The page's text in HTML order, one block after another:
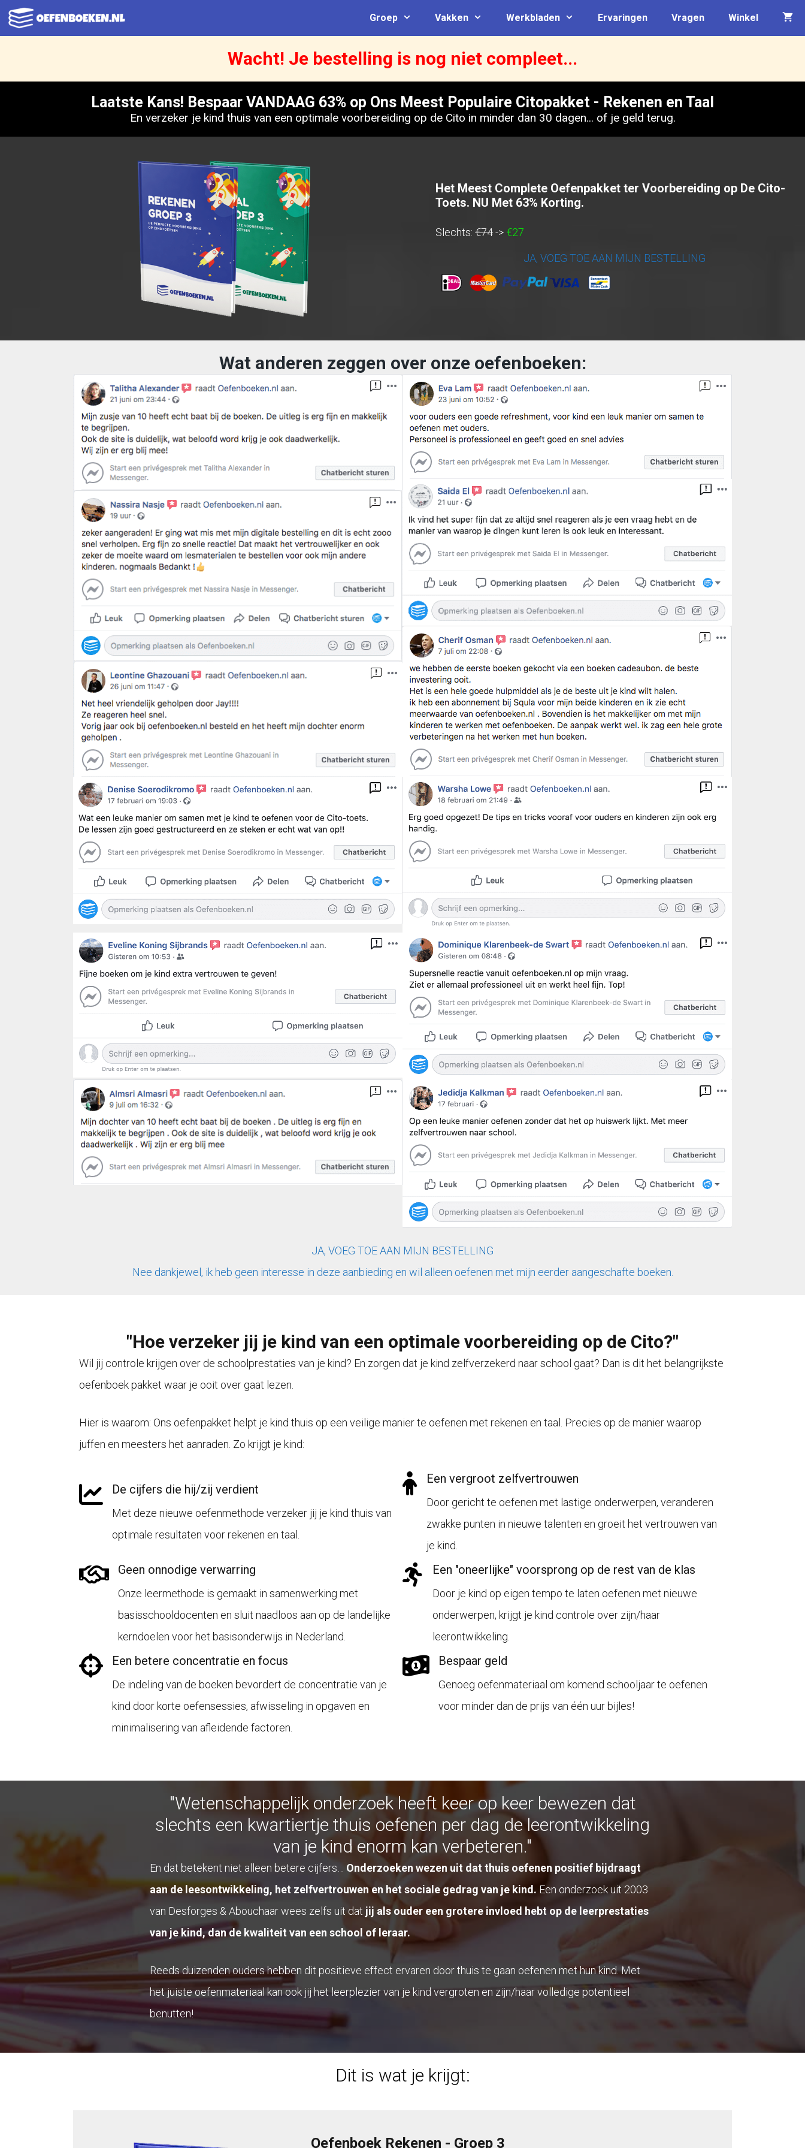
Ga
naar
Groep Vakken Werkbladen Ervaringen Vragen Winkel
Wacht! Je bestelling is nog niet compleet...
Laatste Kans! Bespaar VANDAAG 63% op Ons Meest Populaire Citopakket - Rekenen en Taal
En verzeker je kind thuis van een optimale voorbereiding op de Cito in minder dan 30 dagen... of je geld terug.
Het Meest Complete Oefenpakket ter Voorbereiding op De Cito-
Toets. NU Met 63% Korting.
Slechts:€74-> €27
JA, VOEG TOE AAN MIJN BESTELLING
Wat anderen zeggen over onze oefenboeken:
JA, VOEG TOE AAN MIJN BESTELLING
Nee dankjewel, ik heb geen interesse in deze aanbieding en wil alleen oefenen met mijn eerder aangeschafte boeken.
"Hoe verzeker jij je kind van een optimale voorbereiding op de Cito?"
Wil jij controle krijgen over de schoolprestaties van je kind? En zorgen dat je kind zelfverzekerd naar school gaat? Dan is dit het belangrijkste
oefenboek pakket waar je ooit over gaat lezen.
Hier is waarom: Ons oefenpakket helpt je kind thuis op een veilige manier te oefenen met rekenen en taal. Precies op de manier waarop
juffen en meesters het aanraden. Zo krijgt je kind:
De cijfers die hij/zij verdient
Met deze nieuwe oefenmethode verzeker jij je kind thuis van
optimale resultaten voor rekenen en taal.
Een vergroot zelfvertrouwen
Door gericht te oefenen met lastige onderwerpen, veranderen
zwakke punten in nieuwe talenten en groeit het vertrouwen van
je kind.
Geen onnodige verwarring
Onze leermethode is gemaakt in samenwerking met
basisschooldocenten en sluit naadloos aan op de landelijke
kerndoelen voor het basisonderwijs in Nederland.
Een "oneerlijke" voorsprong op de rest van de klas
Door je kind op eigen tempo te laten oefenen met nieuwe
onderwerpen, krijgt je kind controle over zijn/haar
leerontwikkeling.
Een betere concentratie en focus
De indeling van de boeken bevordert de concentratie van je
kind door korte oefensessies, afwisseling in opgaven en
minimalisering van afleidende factoren.
Bespaar geld
Genoeg oefenmateriaal om komend schooljaar te oefenen
voor minder dan de prijs van één uur bijles!
"Wetenschappelijk onderzoek heeft keer op keer bewezen dat
slechts een kwartiertje thuis oefenen per dag de leerontwikkeling
van je kind enorm kan verbeteren."
En dat betekent niet alleen betere cijfers… Onderzoeken wezen uit dat thuis oefenen positief bijdraagt
aan de leesontwikkeling, het zelfvertrouwen en het sociale gedrag van je kind. Een onderzoek uit 2003
van Desforges & Abouchaar wees zelfs uit dat jij als ouder een grotere invloed hebt op de leerprestaties
van je kind, dan de kwaliteit van een school of leraar.
Reeds duizenden ouders hebben dit positieve effect ervaren door thuis te gaan oefenen met hun kind. Met
het juiste oefenmateriaal kan ook jij het leerplezier van je kind vergroten en zijn/haar volledige potentieel
benutten!
Dit is wat je krijgt:
Oefenboek Rekenen - Groep 3